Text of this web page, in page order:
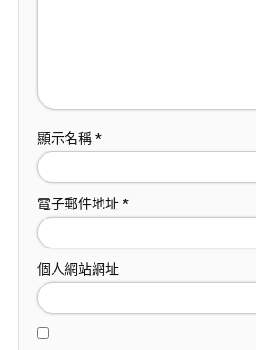
顯示名稱 *
電子郵件地址 *
個人網站網址